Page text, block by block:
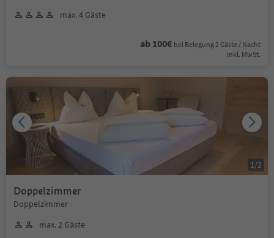
max. 4 Gäste
ab 100€ bei Belegung 2 Gäste / Nacht
Inkl. MwSt.
Doppelzimmer
Doppelzimmer
max. 2 Gäste
1 /2